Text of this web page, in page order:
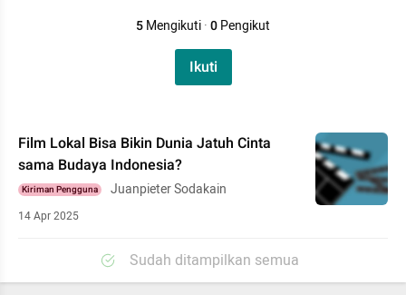
5Mengikuti·0Pengikut
Ikuti
Film Lokal Bisa Bikin Dunia Jatuh Cinta
sama Budaya Indonesia?
Kiriman Pengguna Juanpieter Sodakain
14 Apr 2025
Sudah ditampilkan semua